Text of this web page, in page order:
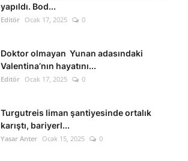
yapıldı. Bod...
Editör Ocak 17, 2025 0
Doktor olmayan Yunan adasındaki
Valentina’nın hayatını...
Editör Ocak 17, 2025 0
Turgutreis liman şantiyesinde ortalık
karıştı, bariyerl...
Yasar Anter Ocak 15, 2025 0